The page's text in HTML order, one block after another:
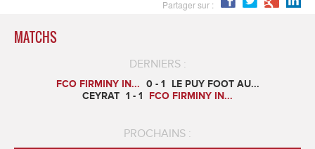
Partager sur :
MATCHS
DERNIERS :
FCO FIRMINY IN... 0 - 1
LE PUY FOOT AU...
CEYRAT 1 - 1 FCO FIRMINY IN...
PROCHAINS :